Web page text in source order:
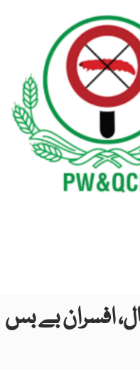
افسران بے بس